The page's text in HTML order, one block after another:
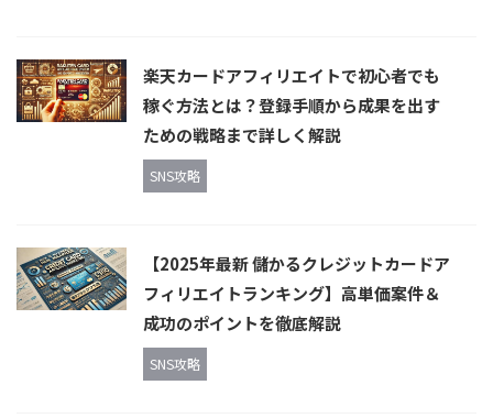
楽天カードアフィリエイトで初心者でも
稼ぐ方法とは？登録手順から成果を出す
ための戦略まで詳しく解説
SNS攻略
【2025年最新 儲かるクレジットカードア
フィリエイトランキング】高単価案件＆
成功のポイントを徹底解説
SNS攻略